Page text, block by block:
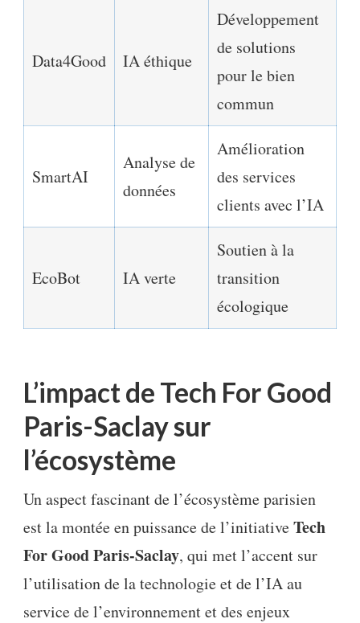
Data4Good IA éthique
Développement
de solutions
pour le bien
commun
SmartAI
Analyse de
données
Amélioration
des services
clients avec l’IA
EcoBot IA verte
Soutien à la
transition
écologique
L’impact de Tech For Good
Paris-Saclay sur
l’écosystème
Un aspect fascinant de l’écosystème parisien
est la montée en puissance de l’initiativeTech
For Good Paris-Saclay, qui met l’accent sur
l’utilisation de la technologie et de l’IA au
service de l’environnement et des enjeux